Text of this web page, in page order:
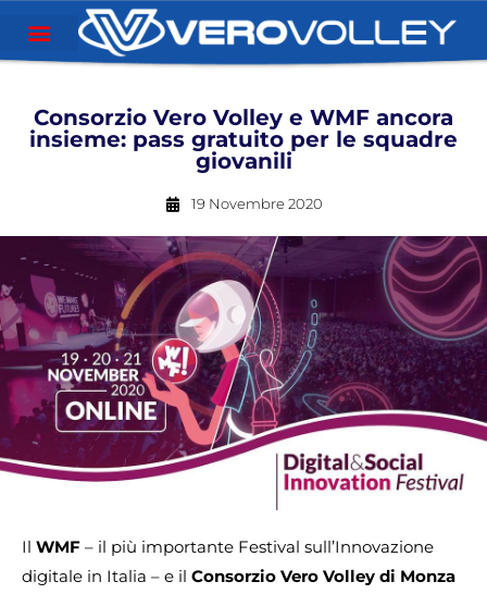
Consorzio Vero Volley e WMF ancora
insieme: pass gratuito per le squadre
giovanili
19 Novembre 2020
Il WMF – il più importante Festival sull’Innovazione
digitale in Italia – e il Consorzio Vero Volley di Monza